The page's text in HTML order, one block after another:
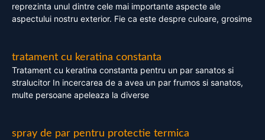
reprezinta unul dintre cele mai importante aspecte ale
aspectului nostru exterior. Fie ca este despre culoare, grosime
tratament cu keratina constanta
Tratament cu keratina constanta pentru un par sanatos si
stralucitor In incercarea de a avea un par frumos si sanatos,
multe persoane apeleaza la diverse
spray de par pentru protectie termica